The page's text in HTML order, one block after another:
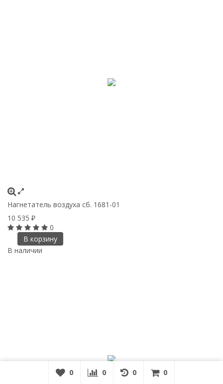
Нагнетатель воздуха сб. 1681-01
10 535 ₽
0
В корзину
В наличии
0 0 0 0